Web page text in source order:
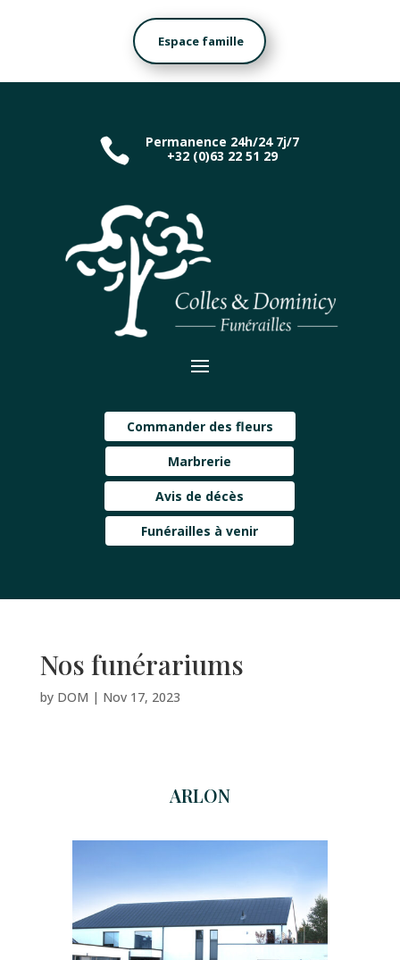
Espace famille

Permanence 24h/24 7j/7
+32 (0)63 22 51 29
Commander des fleurs
Marbrerie
Avis de décès
Funérailles à venir
Nos funérariums
by DOM | Nov 17, 2023
ARLON